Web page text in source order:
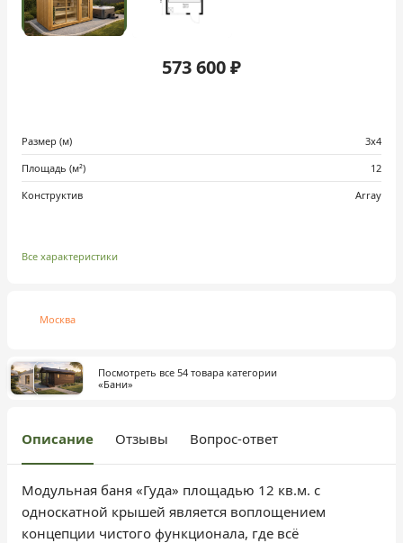
573 600 ₽
Размер (м)
3х4
Площадь (м²)
12
Конструктив
Array
Все характеристики
Москва
Посмотреть все 54 товара категории
«Бани»
Описание Отзывы Вопрос-ответ
Модульная баня «Гуда» площадью 12 кв.м. с
односкатной крышей является воплощением
концепции чистого функционала, где всё